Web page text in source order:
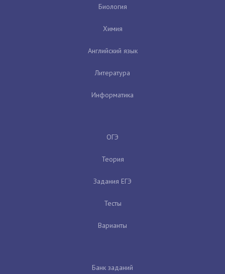
Биология
Химия
Английский язык
Литература
Информатика
ОГЭ
Теория
Задания ЕГЭ
Тесты
Варианты
Банк заданий